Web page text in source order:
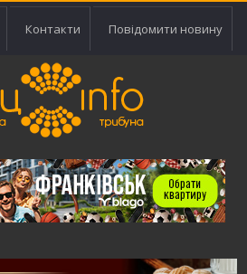
Контакти Повідомити новину